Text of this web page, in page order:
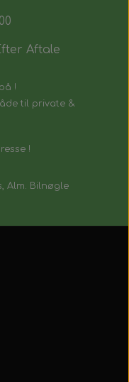
Aftale
!
til private &
!
Alm. Bilnøgle